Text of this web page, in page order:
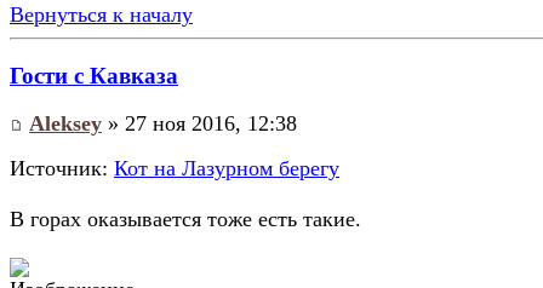
Вернуться к началу
Гости с Кавказа
Aleksey » 27 ноя 2016, 12:38
Источник: Кот на Лазурном берегу
В горах оказывается тоже есть такие.